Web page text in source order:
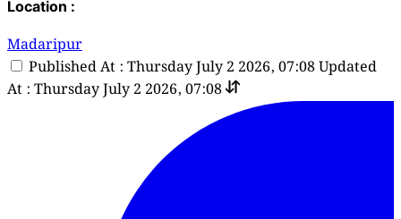
Location :
Madaripur
Published At : Thursday July 2 2026, 07:08Updated
At : Thursday July 2 2026, 07:08